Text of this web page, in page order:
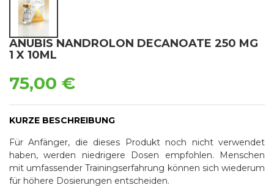
ANUBIS NANDROLON DECANOATE 250 MG
1 X 10ML
75,00 €
KURZE BESCHREIBUNG
Für Anfänger, die dieses Produkt noch nicht verwendet
haben, werden niedrigere Dosen empfohlen. Menschen
mit umfassender Trainingserfahrung können sich wiederum
für höhere Dosierungen entscheiden.